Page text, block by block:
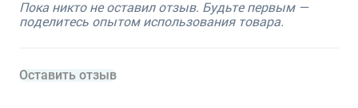
Пока никто не оставил отзыв. Будьте первым —
поделитесь опытом использования товара.
Оставить отзыв